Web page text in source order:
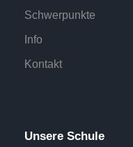
Schwerpunkte
Info
Kontakt
Unsere Schule